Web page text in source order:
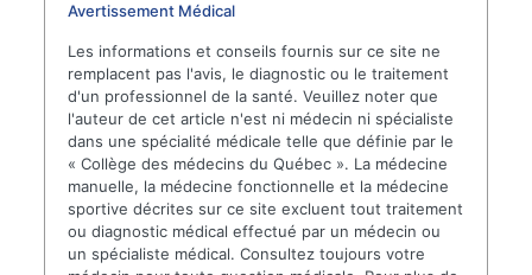
Avertissement Médical
Les informations et conseils fournis sur ce site ne
remplacent pas l'avis, le diagnostic ou le traitement
d'un professionnel de la santé. Veuillez noter que
l'auteur de cet article n'est ni médecin ni spécialiste
dans une spécialité médicale telle que définie par le
« Collège des médecins du Québec ». La médecine
manuelle, la médecine fonctionnelle et la médecine
sportive décrites sur ce site excluent tout traitement
ou diagnostic médical effectué par un médecin ou
un spécialiste médical. Consultez toujours votre